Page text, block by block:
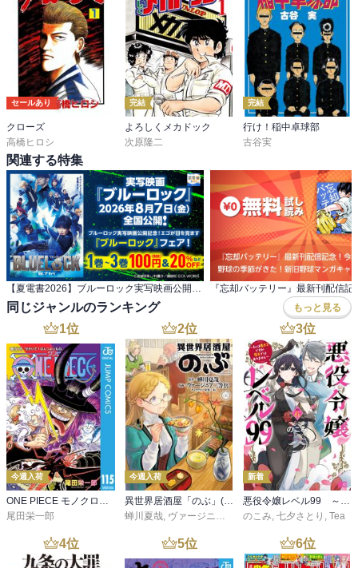
セールあり
クローズ
高橋ヒロシ
完結
よろしくメカドック
次原隆二
完結
行け！稲中卓球部
古谷実
関連する特集
同じジャンルのランキング もっと見る
1位
今週入荷
ONE PIECE モノクロ版 115
尾田栄一郎
2位
今週入荷
異世界居酒屋「のぶ」(22)
蝉川夏哉, ヴァージニア二等兵 ,転
3位
新着
悪役令嬢レベル99 ～私は裏ボスですが魔王ではありません～ その６
のこみ, 七夕さとり , Tea
4位 5位 6位